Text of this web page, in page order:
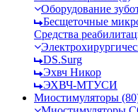
Оборудование
Бесщеточные
Средства
DS.Surg
Эхвч Никор
ЭХВЧ-МТУСИ
Миостимуляторы